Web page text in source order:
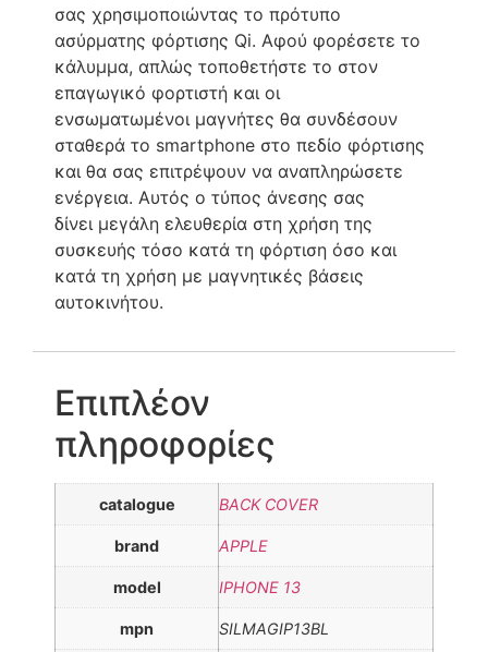
σας χρησιμοποιώντας το πρότυπο
ασύρματης φόρτισης Qi. Αφού φορέσετε το
κάλυμμα, απλώς τοποθετήστε το στον
επαγωγικό φορτιστή και οι
ενσωματωμένοι μαγνήτες θα συνδέσουν
σταθερά το smartphone στο πεδίο φόρτισης
και θα σας επιτρέψουν να αναπληρώσετε
ενέργεια. Αυτός ο τύπος άνεσης σας
δίνει μεγάλη ελευθερία στη χρήση της
συσκευής τόσο κατά τη φόρτιση όσο και
κατά τη χρήση με μαγνητικές βάσεις
αυτοκινήτου.
Επιπλέον
πληροφορίες
catalogue BACK COVER
brand APPLE
model IPHONE 13
mpn SILMAGIP13BL